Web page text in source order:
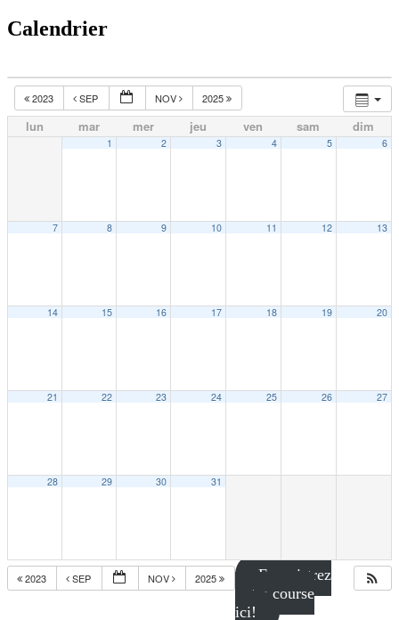
Calendrier
2023 SEP NOV 2025
lun mar mer jeu ven sam dim
1 2 3 4 5 6
7 8 9 10 11 12 13
14 15 16 17 18 19 20
21 22 23 24 25 26 27
28 29 30 31
2023 SEP NOV 2025
Enregistrez
votre course
ici!